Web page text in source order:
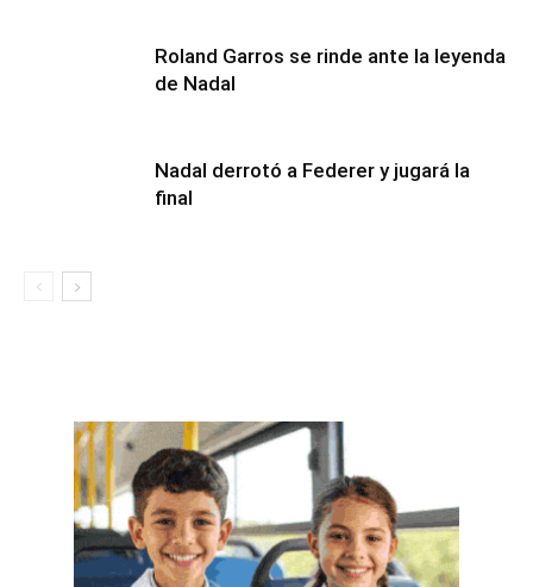
Roland Garros se rinde ante la leyenda
de Nadal
Nadal derrotó a Federer y jugará la
final